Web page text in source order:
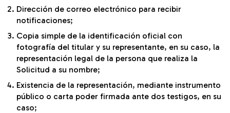
Dirección de correo electrónico para recibir
notificaciones;
Copia simple de la identificación oficial con
fotografía del titular y su representante, en su caso, la
representación legal de la persona que realiza la
Solicitud a su nombre;
Existencia de la representación, mediante instrumento
público o carta poder firmada ante dos testigos, en su
caso;